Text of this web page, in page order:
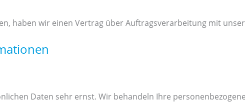
haben wir einen Vertrag über Auftragsverarbeitung mit
Daten sehr ernst. Wir behandeln Ihre